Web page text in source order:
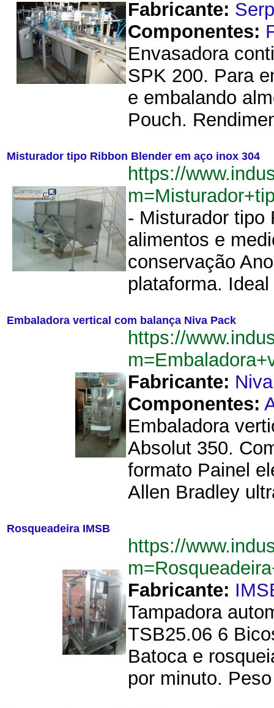
Fabricante:
Componentes:
Envasadora
SPK 200. Para
e embalando
Pouch.
Misturador tipo Ribbon Blender em aço inox 304
https://
- Misturador tipo
alimentos e
conservação
plataforma.
Embaladora vertical com balança Niva Pack
https://
Fabricante:
Componentes:
Embaladora
Absolut 350.
formato Painel
Allen Bradley
Rosqueadeira IMSB
https://
Fabricante:
Tampadora
TSB25.06 6
Batoca e
por minuto.